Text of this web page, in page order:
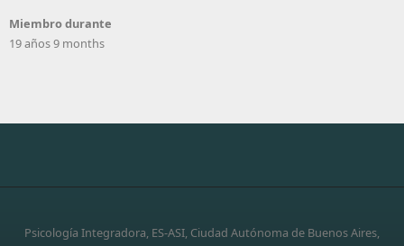
Miembro durante
19 años 9 months
Psicología Integradora, ES-ASI, Ciudad Autónoma de Buenos Aires,